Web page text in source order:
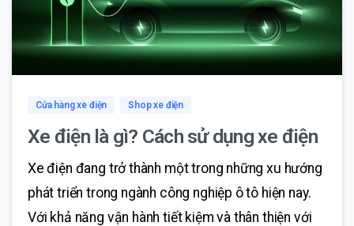
0
Cửa hàng xe điện Shop xe điện
Xe điện là gì? Cách sử dụng xe điện
Xe điện đang trở thành một trong những xu hướng
phát triển trong ngành công nghiệp ô tô hiện nay.
Với khả năng vận hành tiết kiệm và thân thiện với